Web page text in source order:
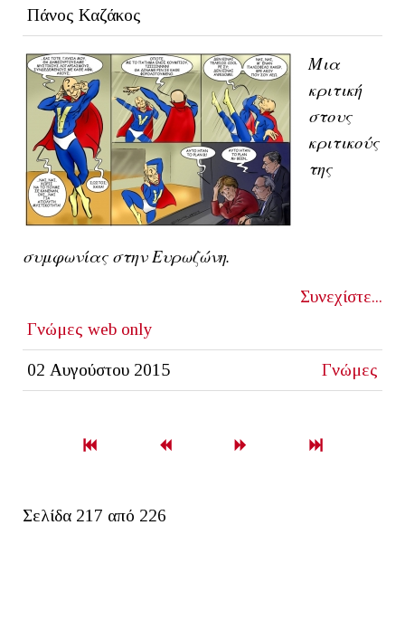
Πάνος Καζάκος
Μια
κριτική
στους
κριτικούς
της
συμφωνίας στην Ευρωζώνη.
Συνεχίστε...
Γνώμες web only
02 Αυγούστου 2015 Γνώμες
Σελίδα 217 από 226